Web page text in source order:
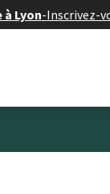
Lyon-Inscrivez-